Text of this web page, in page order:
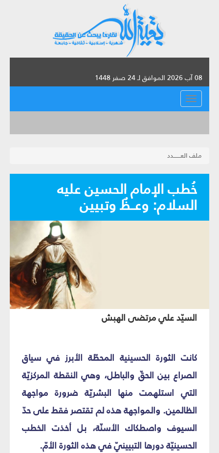
08 آب 2026 الموافق لـ 24 صفر 1448
القائمة
ملف العـــــــدد
خُطب الإمام الحسين عليه
السلام: وعــظٌ وتبيين
السيّد علي مرتضى الهبش
كانت الثورة الحسينية المحطّة الأبرز في سياق
الصراع بين الحقّ والباطل، وهي النقطة المركزيّة
التي استلهمت منها البشريّة ضرورة مواجهة
الظالمين. والمواجهة هذه لم تقتصر فقط على حدّ
السيوف واصطكاك الأسنّة، بل أخذت الخطب
الحسينيّة دورها التبيينيّ في هذه الثورة الأمّ.